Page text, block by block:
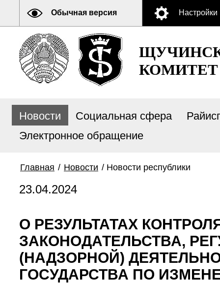
Обычная версия Настройки
КОМИТЕТ
Новости Социальная сфера
Электронное обращение
Главная / Новости / Новости республики
23.04.2024
О РЕЗУЛЬТАТАХ
ЗАКОНОДАТЕЛЬСТВА,
(НАДЗОРНОЙ)
ГОСУДАРСТВА ПО